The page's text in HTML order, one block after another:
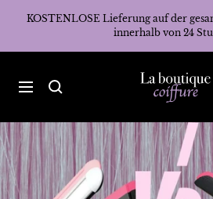
KOSTENLOSE Lieferung auf der
innerhalb von 24
Navigation
La
Boutique